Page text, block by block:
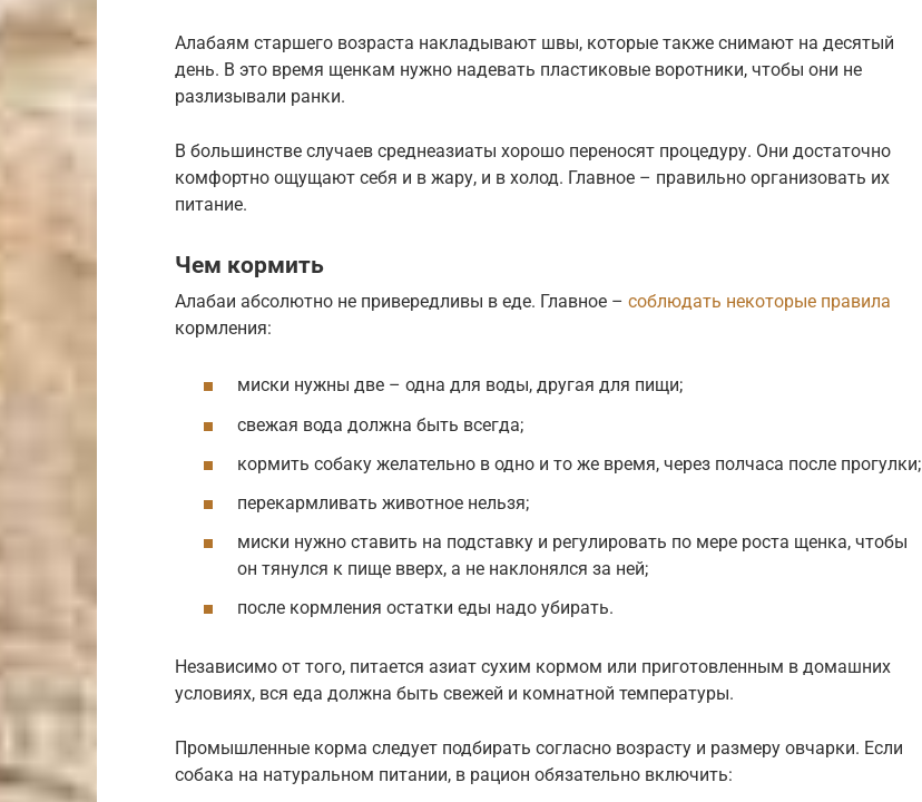
Алабаям старшего возраста накладывают швы, которые также снимают на десятый
день. В это время щенкам нужно надевать пластиковые воротники, чтобы они не
разлизывали ранки.
В большинстве случаев среднеазиаты хорошо переносят процедуру. Они достаточно
комфортно ощущают себя и в жару, и в холод. Главное – правильно организовать их
питание.
Чем кормить
Алабаи абсолютно не привередливы в еде. Главное – соблюдать некоторые правила
кормления:
миски нужны две – одна для воды, другая для пищи;
свежая вода должна быть всегда;
кормить собаку желательно в одно и то же время, через полчаса после прогулки;
перекармливать животное нельзя;
миски нужно ставить на подставку и регулировать по мере роста щенка, чтобы
он тянулся к пище вверх, а не наклонялся за ней;
после кормления остатки еды надо убирать.
Независимо от того, питается азиат сухим кормом или приготовленным в домашних
условиях, вся еда должна быть свежей и комнатной температуры.
Промышленные корма следует подбирать согласно возрасту и размеру овчарки. Если
собака на натуральном питании, в рацион обязательно включить: